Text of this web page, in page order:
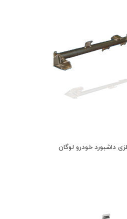
داشبورد خودرو لوگان